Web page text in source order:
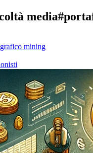
media
mining